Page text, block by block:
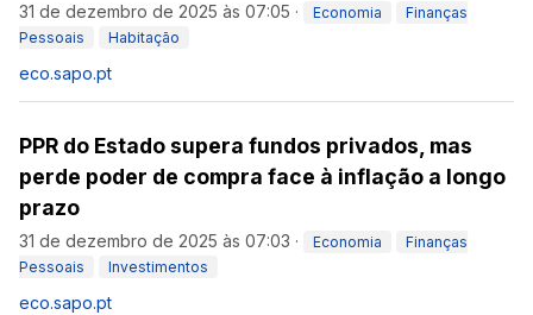
31 de dezembro de 2025 às 07:05 · Economia
Finanças
Pessoais
Habitação
eco.sapo.pt
PPR do Estado supera fundos privados, mas
perde poder de compra face à inflação a longo
prazo
31 de dezembro de 2025 às 07:03 · Economia
Finanças
Pessoais
Investimentos
eco.sapo.pt